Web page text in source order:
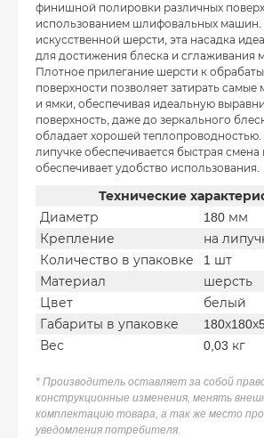
финишной полировки различных
использованием шлифовальных машин.
искусственной шерсти, эта насадка
для достижения блеска и сглаживания
Плотное прилегание шерсти к
поверхности позволяет затирать
и ямки, обеспечивая идеальную
поверхность, даже до зеркального
обладает хорошей
липучке обеспечивается быстрая смена
обеспечивает удобство использования.
Технические
Диаметр
180 мм
Крепление
на
Количество в упаковке
1 шт
Материал
шерсть
Цвет
белый
Габариты в упаковке
Вес
0,03 кг
* Производитель оставляет за собой
конструкционные изменения, менять
комплектацию товара, а так же место
уведомления потребителя.